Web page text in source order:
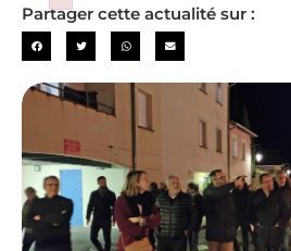
Partager cette actualité sur :
Failed to initialize plugin: wplink